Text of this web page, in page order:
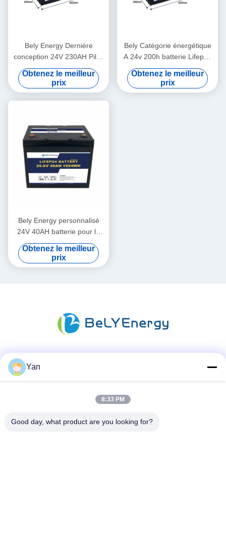
Bely Energy Dernière
conception 24V 230AH Piles
Bms Pour le scooter médical
yacht
Obtenez le meilleur
prix
Bely Catégorie énergétique
A 24v 200h batterie Lifepo4
Rv batterie solaire Lifepo4
Marine cycle profond
Obtenez le meilleur
prix
Bely Energy personnalisé
24V 40AH batterie pour la
station de communication
UPS médicale
Obtenez le meilleur
prix
Yan
8:33 PM
Good day, what product are you looking for?